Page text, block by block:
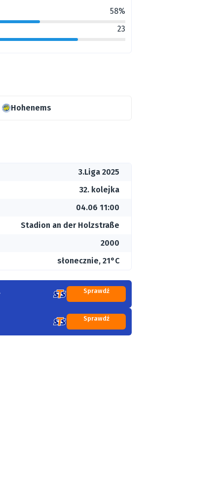
58%
23
Hohenems
3.Liga 2025
32. kolejka
04.06 11:00
Stadion an der Holzstraße
2000
słonecznie, 21°C
Sprawdź
Sprawdź